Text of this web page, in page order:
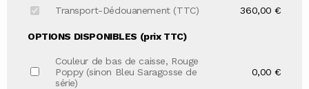
Transport-Dédouanement (TTC) 360,00 €
OPTIONS DISPONIBLES (prix TTC)
Couleur de bas de caisse, Rouge
Poppy (sinon Bleu Saragosse de
série)
0,00 €